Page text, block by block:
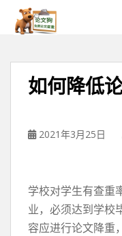
如何降低
2021年3月25日
学校对学生有查重
业，必须达到学校
容应进行论文降重